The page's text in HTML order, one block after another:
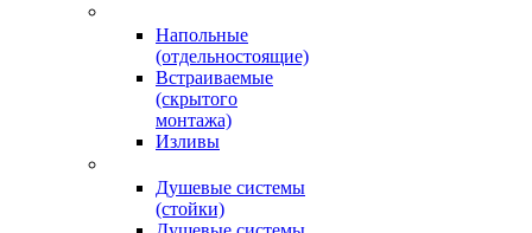
Напольные
(отдельностоящие)
Встраиваемые
(скрытого
монтажа)
Изливы
Душевые системы
(стойки)